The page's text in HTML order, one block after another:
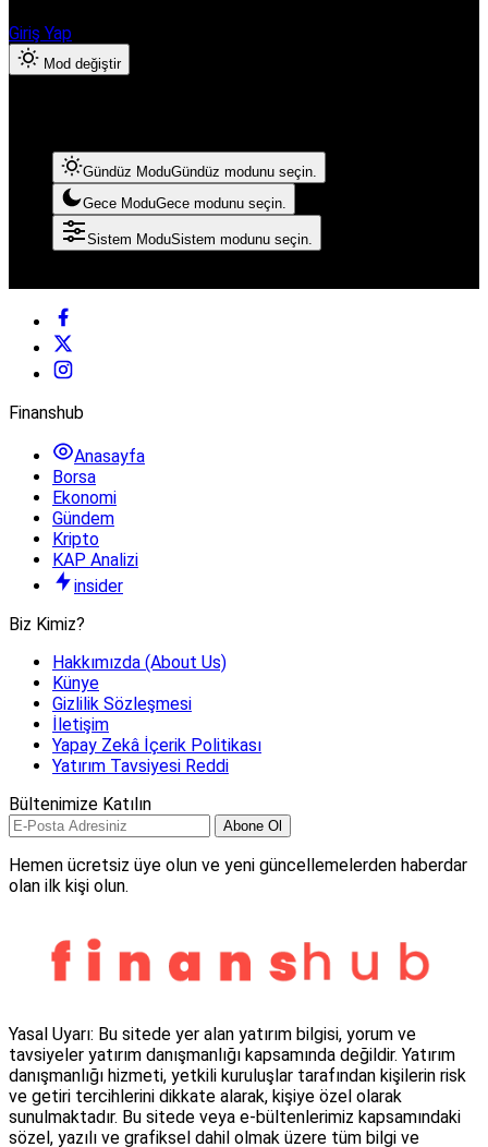
Giriş Yap
Mod değiştir
Gündüz ModuGündüz modunu seçin.
Gece ModuGece modunu seçin.
Sistem ModuSistem modunu seçin.
Finanshub
Anasayfa
Borsa
Ekonomi
Gündem
Kripto
KAP Analizi
insider
Biz Kimiz?
Hakkımızda (About Us)
Künye
Gizlilik Sözleşmesi
İletişim
Yapay Zekâ İçerik Politikası
Yatırım Tavsiyesi Reddi
Bültenimize Katılın
Abone Ol
Hemen ücretsiz üye olun ve yeni güncellemelerden haberdar
olan ilk kişi olun.
Yasal Uyarı: Bu sitede yer alan yatırım bilgisi, yorum ve
tavsiyeler yatırım danışmanlığı kapsamında değildir. Yatırım
danışmanlığı hizmeti, yetkili kuruluşlar tarafından kişilerin risk
ve getiri tercihlerini dikkate alarak, kişiye özel olarak
sunulmaktadır. Bu sitede veya e-bültenlerimiz kapsamındaki
sözel, yazılı ve grafiksel dahil olmak üzere tüm bilgi ve